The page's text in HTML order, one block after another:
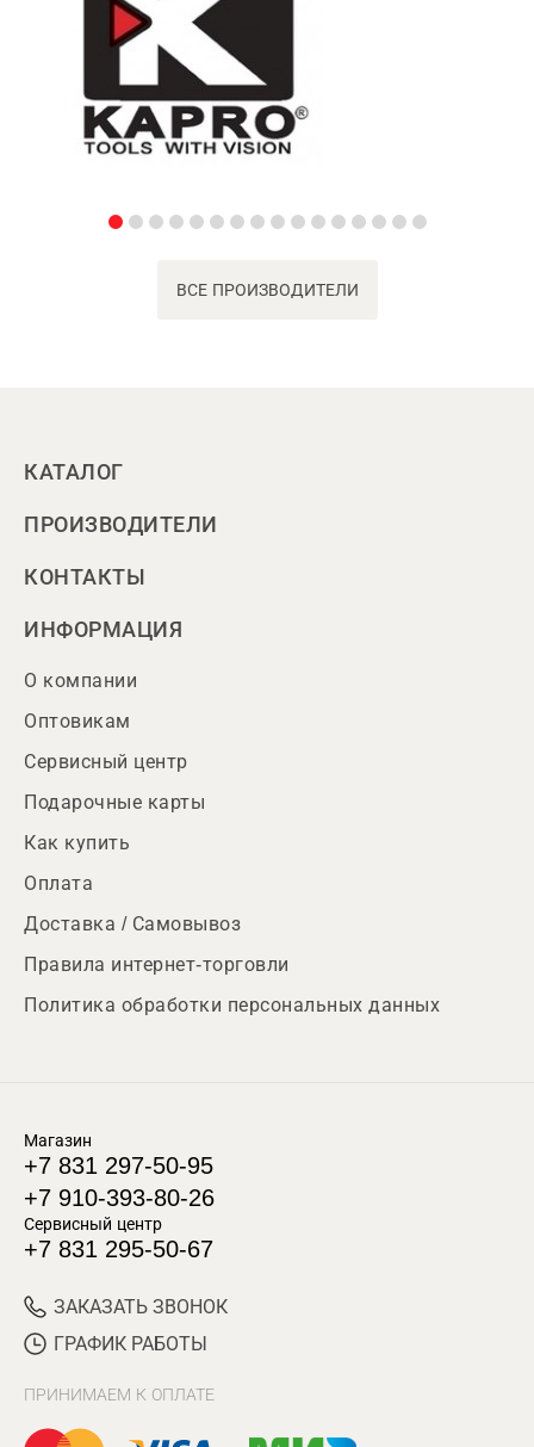
ВСЕ ПРОИЗВОДИТЕЛИ
КАТАЛОГ
ПРОИЗВОДИТЕЛИ
КОНТАКТЫ
ИНФОРМАЦИЯ
О компании
Оптовикам
Сервисный центр
Подарочные карты
Как купить
Оплата
Доставка / Самовывоз
Правила интернет-торговли
Политика обработки персональных данных
Магазин
+7 831 297-50-95
+7 910-393-80-26
Сервисный центр
+7 831 295-50-67
ЗАКАЗАТЬ ЗВОНОК
ГРАФИК РАБОТЫ
ПРИНИМАЕМ К ОПЛАТЕ